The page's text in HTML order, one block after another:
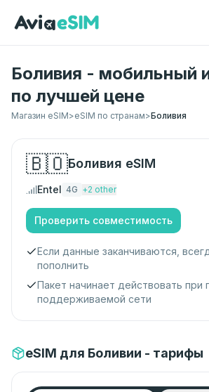
Боливия - мобильный
по лучшей цене
Магазин eSIM>eSIM по странам>Боливия
🇧🇴Боливия eSIM
Entel 4G +2 other
Проверить совместимость
Если данные заканчиваются,
пополнить
Пакет начинает действовать при
поддерживаемой сети
eSIM для Боливии - тарифы